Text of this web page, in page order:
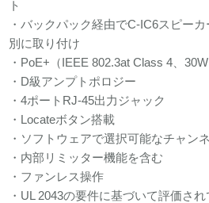
ト
・バックパック経由でC-IC6スピー
別に取り付け
・PoE+（IEEE 802.3at Class 4、
・D級アンプトポロジー
・4ポートRJ-45出力ジャック
・Locateボタン搭載
・ソフトウェアで選択可能なチャン
・内部リミッター機能を含む
・ファンレス操作
・UL 2043の要件に基づいて評価さ